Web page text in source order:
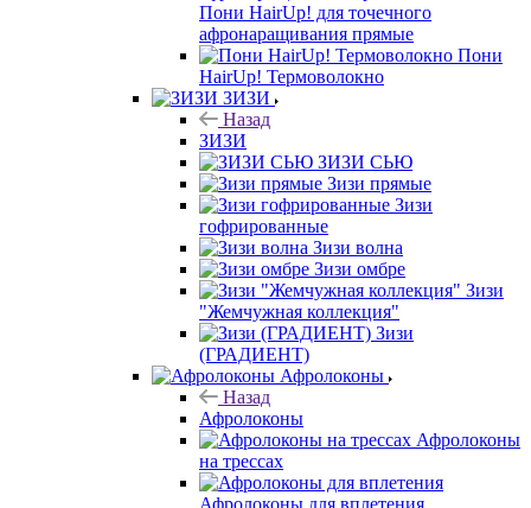
Пони HairUp! для точечного
афронаращивания прямые
Пони
HairUp! Термоволокно
ЗИЗИ
Назад
ЗИЗИ
ЗИЗИ СЬЮ
Зизи прямые
Зизи
гофрированные
Зизи волна
Зизи омбре
Зизи
"Жемчужная коллекция"
Зизи
(ГРАДИЕНТ)
Афролоконы
Назад
Афролоконы
Афролоконы
на трессах
Афролоконы для вплетения